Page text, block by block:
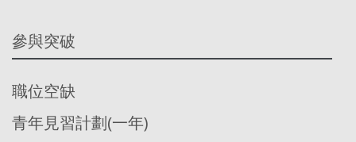
參與突破
職位空缺
青年見習計劃(一年)